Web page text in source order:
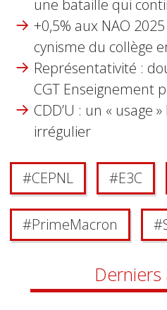
une bataille qui
+0,5% aux NAO
cynisme du collège
Représentativité :
CGT Enseignement
CDD’U : un « usage
irrégulier
#CEPNL #E3C
#Prime Macron #
Derniers